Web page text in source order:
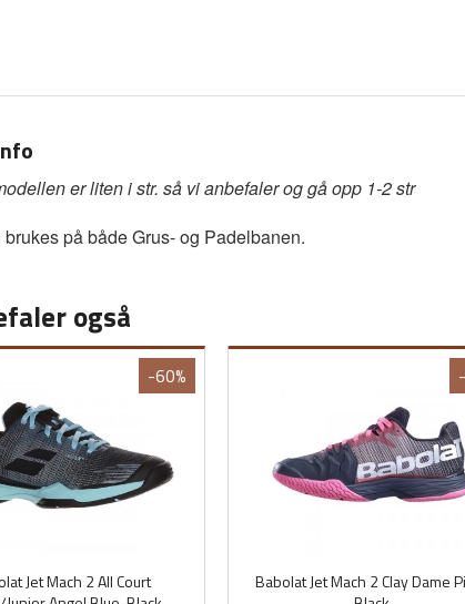
er liten i str. så vi anbefaler og gå opp 1-2 str
på både Grus- og Padelbanen.
også
Jet Mach 2 All Court
-60%
Babolat Jet Mach 2 Clay Dame